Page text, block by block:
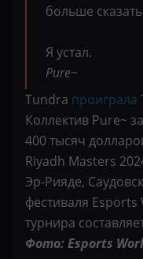
больше
Я устал.
Pure~
Tundra проиграла
Коллектив Pure~
400 тысяч
Riyadh Masters
Эр-Рияде,
фестиваля
турнира
Фото: Esports